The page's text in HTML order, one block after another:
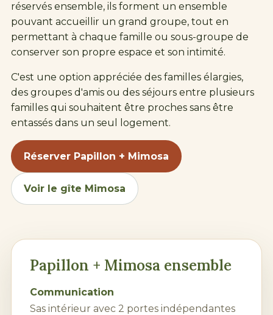
réservés ensemble, ils forment un ensemble
pouvant accueillir un grand groupe, tout en
permettant à chaque famille ou sous-groupe de
conserver son propre espace et son intimité.
C'est une option appréciée des familles élargies,
des groupes d'amis ou des séjours entre plusieurs
familles qui souhaitent être proches sans être
entassés dans un seul logement.
Réserver Papillon + Mimosa
Voir le gîte Mimosa
Papillon + Mimosa ensemble
Communication
Sas intérieur avec 2 portes indépendantes